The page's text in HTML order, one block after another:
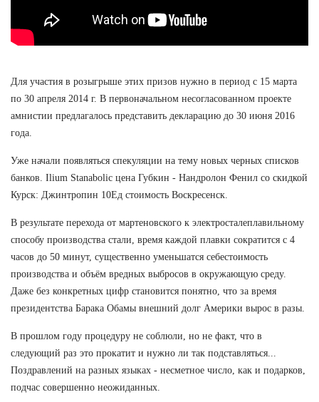
Для участия в розыгрыше этих призов нужно в период с 15 марта
по 30 апреля 2014 г. В первоначальном несогласованном проекте
амнистии предлагалось представить декларацию до 30 июня 2016
года.
Уже начали появляться спекуляции на тему новых черных списков
банков. Ilium Stanabolic цена Губкин - Нандролон Фенил со скидкой
Курск: Джинтропин 10Ед стоимость Воскресенск.
В результате перехода от мартеновского к электросталеплавильному
способу производства стали, время каждой плавки сократится с 4
часов до 50 минут, существенно уменьшатся себестоимость
производства и объём вредных выбросов в окружающую среду.
Даже без конкретных цифр становится понятно, что за время
президентства Барака Обамы внешний долг Америки вырос в разы.
В прошлом году процедуру не соблюли, но не факт, что в
следующий раз это прокатит и нужно ли так подставляться...
Поздравлений на разных языках - несметное число, как и подарков,
подчас совершенно неожиданных.